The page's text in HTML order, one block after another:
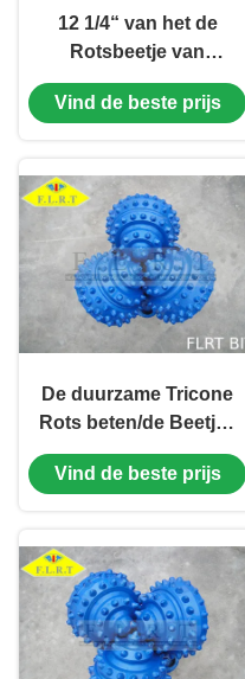
12 1/4“ van het de
Rotsbeetje van
FA637G Tricone
Vind de beste prijs
De duurzame Tricone
Rots beten/de Beetjes
van de Hardrockboor
12 1/4“ FG615G voor
Vind de beste prijs